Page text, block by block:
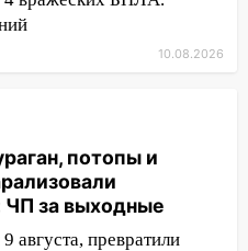
ураган,
область: ЧП
лошадей и
и старение
привычки
наш позвоночник
10.08.2026
потопы и
ЧП за выходные
августа, превратили